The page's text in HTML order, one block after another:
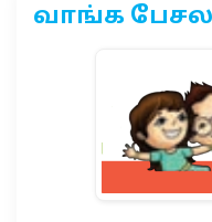
வாங்க